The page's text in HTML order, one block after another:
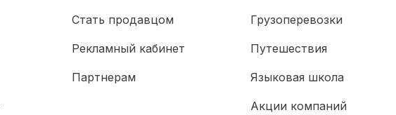
Стать продавцом
Рекламный кабинет
Партнерам
Грузоперевозки
Путешествия
Языковая школа
Акции компаний